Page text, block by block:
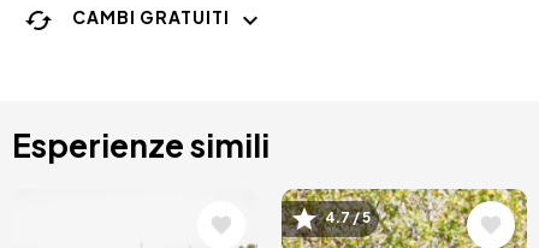
CAMBI GRATUITI
Esperienze simili
Immagine
4.7 / 5